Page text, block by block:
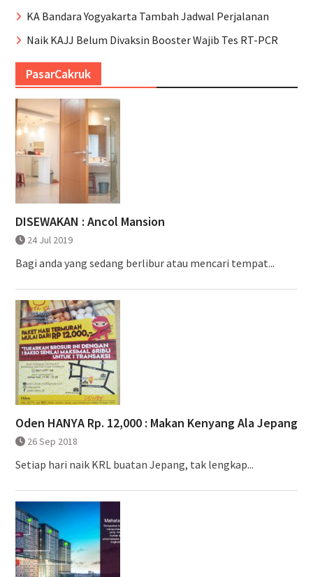
KA Bandara Yogyakarta Tambah Jadwal Perjalanan
Naik KAJJ Belum Divaksin Booster Wajib Tes RT-PCR
PasarCakruk
DISEWAKAN : Ancol Mansion
24 Jul 2019
Bagi anda yang sedang berlibur atau mencari tempat...
Oden HANYA Rp. 12,000 : Makan Kenyang Ala Jepang
26 Sep 2018
Setiap hari naik KRL buatan Jepang, tak lengkap...